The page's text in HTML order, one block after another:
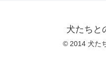
犬たちと
© 2014 犬た